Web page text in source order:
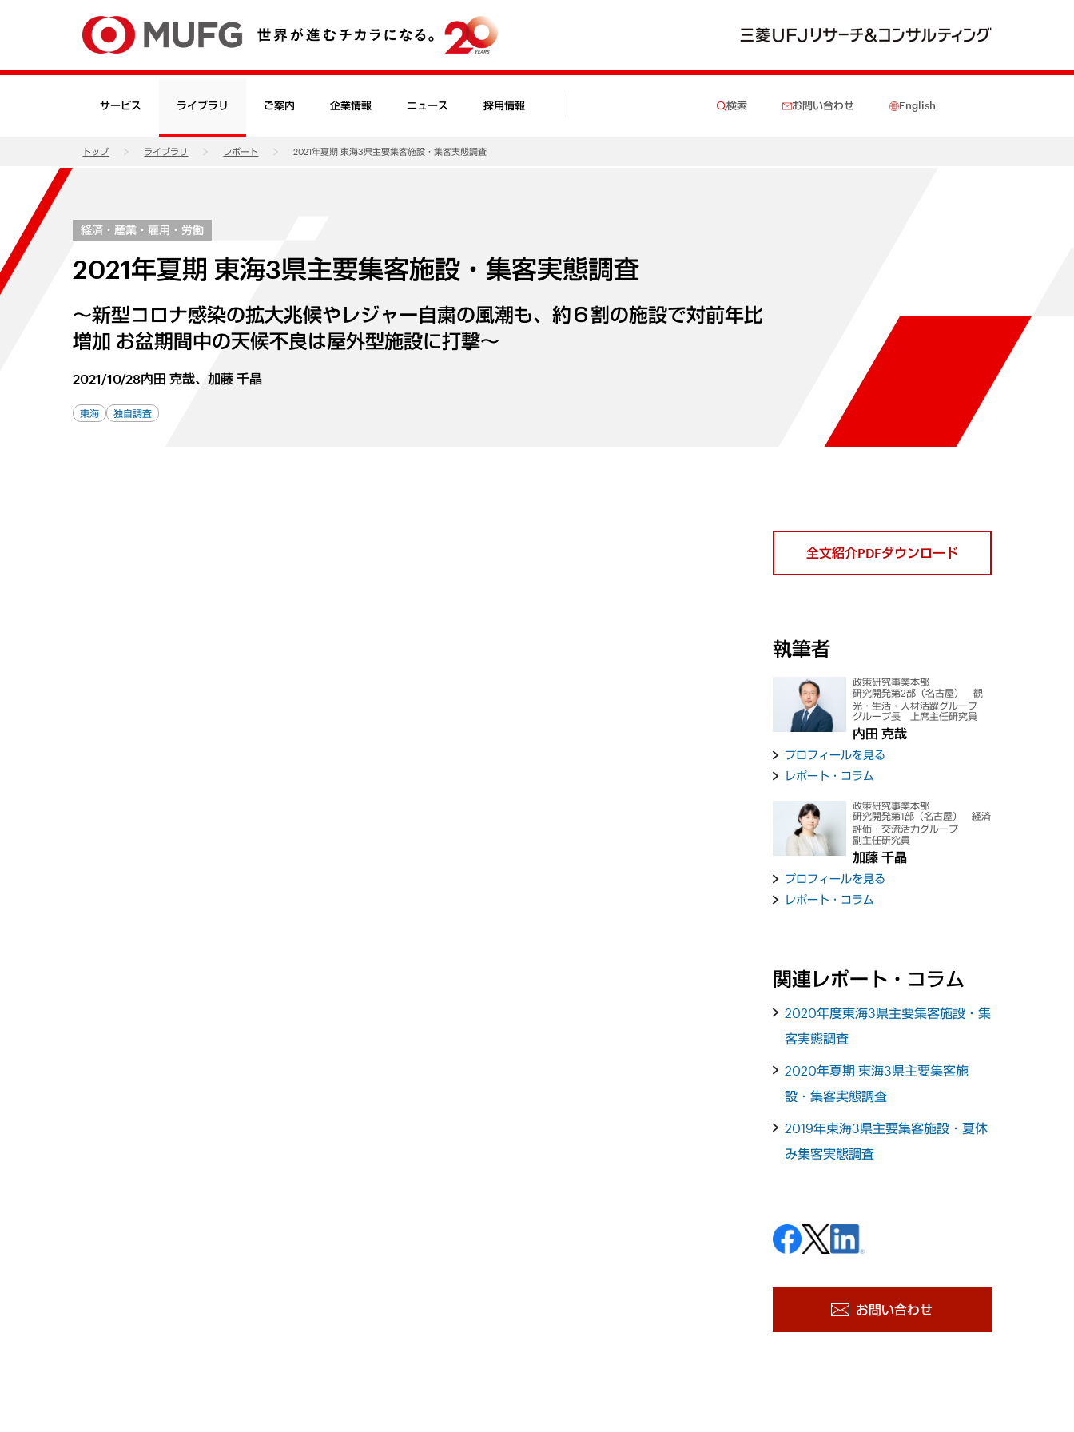
サービス ライブラリ ご案内 企業情報 ニュース 採用情報 検索 お問い合わせ English
トップ ライブラリ レポート 2021年夏期 東海3県主要集客施設・集客実態調査
経済・産業・雇用・労働
2021年夏期 東海3県主要集客施設・集客実態調査
～新型コロナ感染の拡大兆候やレジャー自粛の風潮も、約６割の施設で対前年比
増加 お盆期間中の天候不良は屋外型施設に打撃～
2021/10/28内田 克哉、加藤 千晶
東海 独自調査
全文紹介PDFダウンロード
執筆者
政策研究事業本部
研究開発第2部（名古屋） 観
光・生活・人材活躍グループ
グループ長 上席主任研究員
内田 克哉
プロフィールを見る
レポート・コラム
政策研究事業本部
研究開発第1部（名古屋） 経済
評価・交流活力グループ
副主任研究員
加藤 千晶
プロフィールを見る
レポート・コラム
関連レポート・コラム
2020年度東海3県主要集客施設・集
客実態調査
2020年夏期 東海3県主要集客施
設・集客実態調査
2019年東海3県主要集客施設・夏休
み集客実態調査
お問い合わせ